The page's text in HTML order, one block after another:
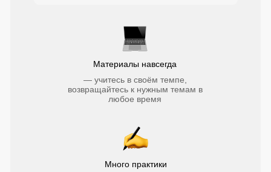
Материалы навсегда
— учитесь в своём темпе,
возвращайтесь к нужным темам в
любое время
Много практики